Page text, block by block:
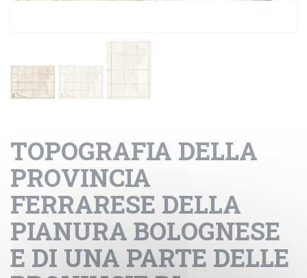
TOPOGRAFIA DELLA
PROVINCIA
FERRARESE DELLA
PIANURA BOLOGNESE
E DI UNA PARTE DELLE